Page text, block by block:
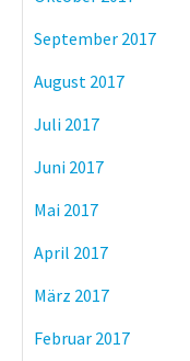
September 2017
August 2017
Juli 2017
Juni 2017
Mai 2017
April 2017
März 2017
Februar 2017